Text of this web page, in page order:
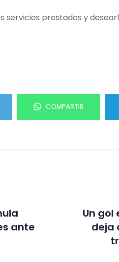
servicios prestados y
COMPARTIR
ante
Un gol
deja